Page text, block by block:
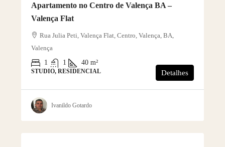
Apartamento no Centro de Valença BA –
Valença Flat
Rua Julia Peti, Valença Flat, Centro, Valença, BA,
Valença
1
1 40 m²
STUDIO, RESIDENCIAL Detalhes
Ivanildo Gotardo